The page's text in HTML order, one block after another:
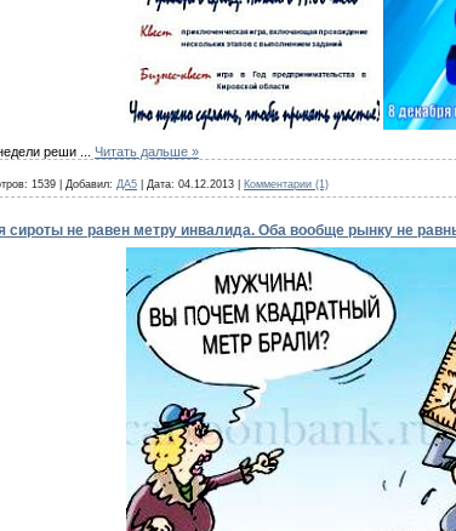
реши Читать дальше »
1539 Добавил: ДА5 Дата: 04.12.2013 Комментарии (1)
сироты не равен метру инвалида. Оба вообще рынку не